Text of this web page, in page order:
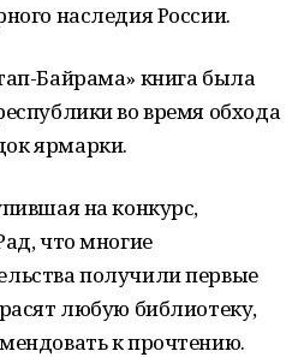
наследия России.
Байрама» книга была
во время обхода
ярмарки.
на конкурс,
что многие
получили первые
любую библиотеку,
к прочтению.